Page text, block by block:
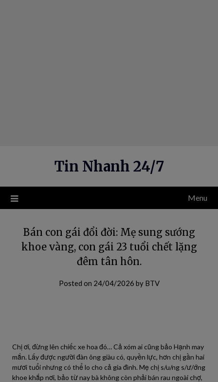
Tin Nhanh 24/7
Menu
Bán con gái đổi đời: Mẹ sung sướng
khoe vàng, con gái 23 tuổi chết lặng
đêm tân hôn.
Posted on 24/04/2026 by BTV
Chị ơi, đừng lên chiếc xe hoa đó… Cả xóm ai cũng bảo Hạnh may
mắn. Lấy được người đàn ông giàu có, quyền lực, hơn chị gần hai
mươi tuổi nhưng có thể lo cho cả gia đình. Mẹ chị s/u/ng s/ư/ớng
khoe khắp nơi, bảo từ nay bà không còn phải bán rau ngoài chợ,